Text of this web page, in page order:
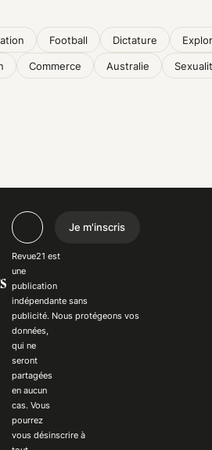
Football Dictature
Commerce Australie
Je m'inscris
Revue21 est
une
publication
indépendantesans
publicité. Nousprotégeons vos
données,
qui ne
seront
partagées
en aucun
cas. Vous
pourrez
vousdésinscrire à